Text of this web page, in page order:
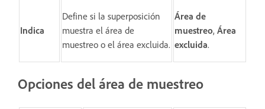
Indica
Define si la superposición
muestra el área de
muestreo o el área excluida.
Área de
muestreo, Área
excluida.
Opciones del área de muestreo